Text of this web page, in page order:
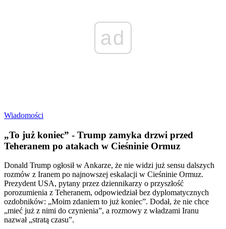
ad
Wiadomości
„To już koniec” - Trump zamyka drzwi przed
Teheranem po atakach w Cieśninie Ormuz
Donald Trump ogłosił w Ankarze, że nie widzi już sensu dalszych
rozmów z Iranem po najnowszej eskalacji w Cieśninie Ormuz.
Prezydent USA, pytany przez dziennikarzy o przyszłość
porozumienia z Teheranem, odpowiedział bez dyplomatycznych
ozdobników: „Moim zdaniem to już koniec”. Dodał, że nie chce
„mieć już z nimi do czynienia”, a rozmowy z władzami Iranu
nazwał „stratą czasu”.